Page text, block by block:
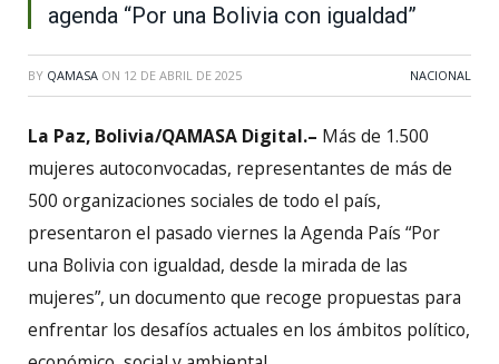
agenda “Por una Bolivia con igualdad”
BY QAMASA ON 12 DE ABRIL DE 2025 NACIONAL
La Paz, Bolivia/QAMASA Digital.– Más de 1.500
mujeres autoconvocadas, representantes de más de
500 organizaciones sociales de todo el país,
presentaron el pasado viernes la Agenda País “Por
una Bolivia con igualdad, desde la mirada de las
mujeres”, un documento que recoge propuestas para
enfrentar los desafíos actuales en los ámbitos político,